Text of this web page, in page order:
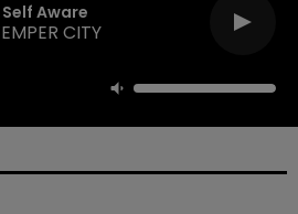
Self Aware
CITY